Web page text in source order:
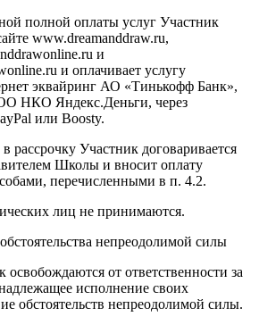
полной оплаты услуг Участник
www.dreamanddraw.ru,
и
и оплачивает услугу
эквайринг АО «Тинькофф Банк»,
НКО Яндекс.Деньги, через
или Boosty.
рассрочку Участник договаривается
Школы и вносит оплату
перечисленными в п. 4.2.
лиц не принимаются.
непреодолимой силы
от ответственности за
исполнение своих
обстоятельств непреодолимой силы.